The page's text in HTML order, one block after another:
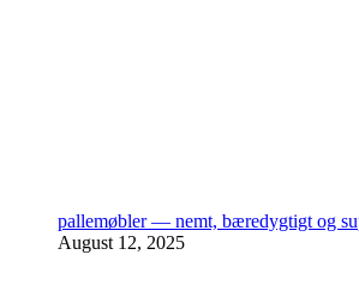
pallemøbler — nemt, bæredygtigt og
August 12, 2025